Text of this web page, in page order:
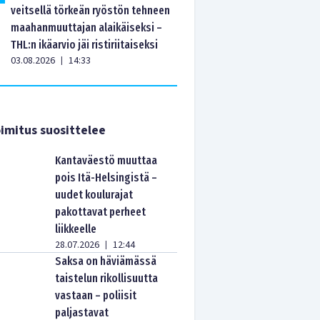
veitsellä törkeän ryöstön tehneen
maahanmuuttajan alaikäiseksi –
THL:n ikäarvio jäi ristiriitaiseksi
03.08.2026 | 14:33
suosittelee
Kantaväestö muuttaa
pois Itä-Helsingistä –
uudet koulurajat
pakottavat perheet
liikkeelle
28.07.2026 | 12:44
Saksa on häviämässä
taistelun rikollisuutta
vastaan – poliisit
paljastavat